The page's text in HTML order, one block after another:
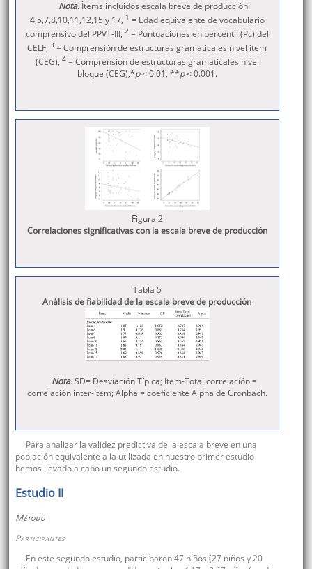
Nota. Ítems incluidos escala breve de producción:
4,5,7,8,10,11,12,15 y 17, 1 = Edad equivalente de vocabulario
comprensivo del PPVT-III, 2 = Puntuaciones en percentil (Pc) del
CELF,3 = Comprensión de estructuras gramaticales nivel ítem
(CEG), 4= Comprensión de estructuras gramaticales nivel
bloque (CEG),*p< 0.01, **p< 0.001.
Figura 2
Correlaciones significativas con la escala breve de producción
Tabla 5
Análisis de fiabilidad de la escala breve de producción
Nota.SD= Desviación Típica; Item-Total correlación =
correlación inter-ítem; Alpha = coeficiente Alpha de Cronbach.
Para analizar la validez predictiva de la escala breve en una
población equivalente a la utilizada en nuestro primer estudio
hemos llevado a cabo un segundo estudio.
Estudio II
Método
Participantes
En este segundo estudio, participaron 47 niños (27 niños y 20